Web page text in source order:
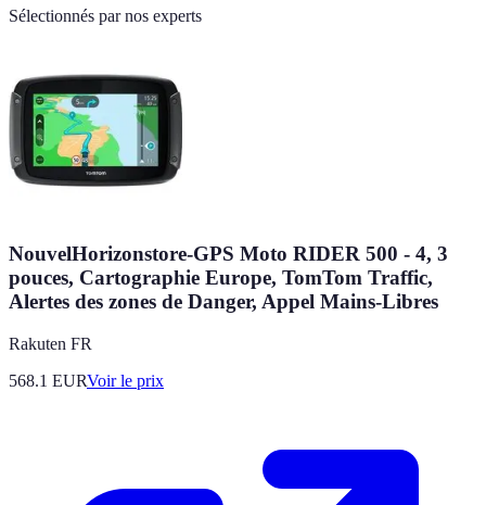
Sélectionnés par nos experts
NouvelHorizonstore-GPS Moto RIDER 500 - 4, 3
pouces, Cartographie Europe, TomTom Traffic,
Alertes des zones de Danger, Appel Mains-Libres
Rakuten FR
568.1 EURVoir le prix